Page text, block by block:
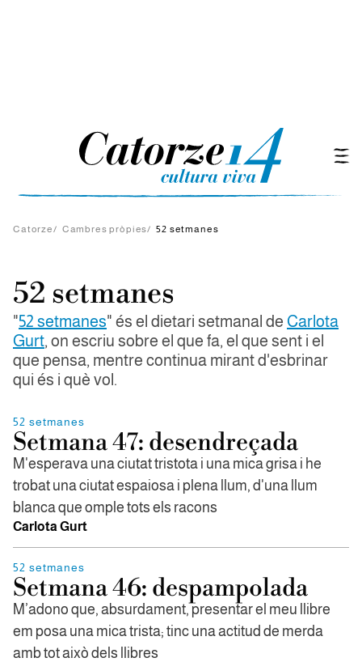
Catorze/ Cambres pròpies/ 52 setmanes
52 setmanes
"52 setmanes" és el dietari setmanal de Carlota
Gurt, on escriu sobre el que fa, el que sent i el
que pensa, mentre continua mirant d'esbrinar
qui és i què vol.
52 setmanes
Setmana 47: desendreçada
M'esperava una ciutat tristota i una mica grisa i he
trobat una ciutat espaiosa i plena llum, d'una llum
blanca que omple tots els racons
Carlota Gurt
52 setmanes
Setmana 46: despampolada
M’adono que, absurdament, presentar el meu llibre
em posa una mica trista; tinc una actitud de merda
amb tot això dels llibres